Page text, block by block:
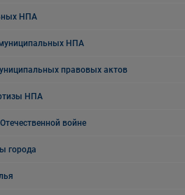
НПА
НПА
правовых актов
НПА
войне
города